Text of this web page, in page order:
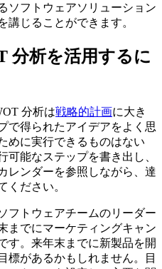
ソフトウェアソリューション
講じることができます。
分析を活用するに
分析は戦略的計画に大き
で得られたアイデアをよく思
めに実行できるものはない
可能なステップを書き出し、
レンダーを参照しながら、達
ください。
フトウェアチームのリーダー
までにマーケティングキャン
す。来年末までに新製品を開
標があるかもしれません。目